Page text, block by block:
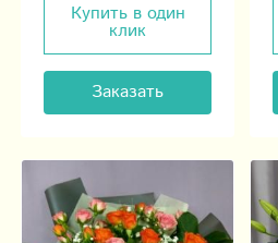
Купить в один
клик
Заказать